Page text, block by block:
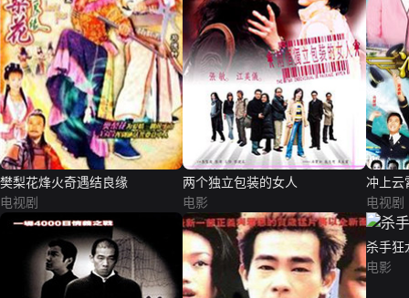
樊梨花烽火奇遇结良缘
电视剧
两个独立包装的女人
电影
冲上云
电视剧
杀手狂
电影